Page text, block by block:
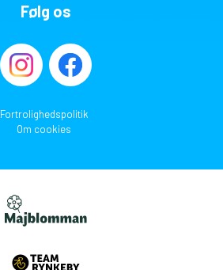
Følg os
Fortrolighedspolitik
Om cookies